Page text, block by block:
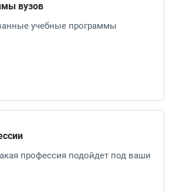
вузов
учебные программы
профессия подойдет под ваши